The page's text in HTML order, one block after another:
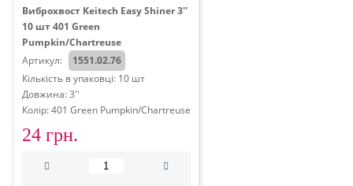
Виброхвост Keitech Easy Shiner 3''
10 шт 401 Green
Pumpkin/Chartreuse
Артикул:
1551.02.76
Кількість в упаковці: 10 шт
Довжина: 3''
Колір: 401 Green Pumpkin/Chartreuse
24 грн.